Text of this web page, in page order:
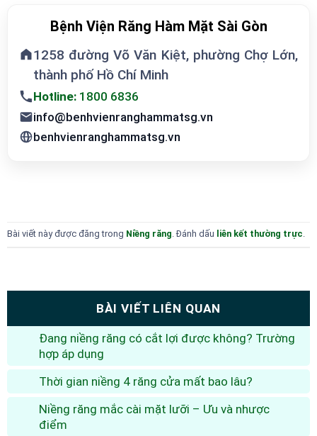
Bệnh Viện Răng Hàm Mặt Sài Gòn
1258 đường Võ Văn Kiệt, phường Chợ Lớn,
thành phố Hồ Chí Minh
Hotline: 1800 6836
info@benhvienranghammatsg.vn
benhvienranghammatsg.vn
Bài viết này được đăng trong Niềng răng. Đánh dấu liên kết thường trực.
BÀI VIẾT LIÊN QUAN
Đang niềng răng có cắt lợi được không? Trường
hợp áp dụng
Thời gian niềng 4 răng cửa mất bao lâu?
Niềng răng mắc cài mặt lưỡi – Ưu và nhược
điểm